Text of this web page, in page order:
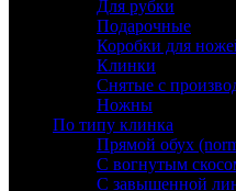
Для рубки
Подарочные
Коробки для
Клинки
Снятые с
Ножны
По типу клинка
Прямой обух
С вогнутым
С завышенной